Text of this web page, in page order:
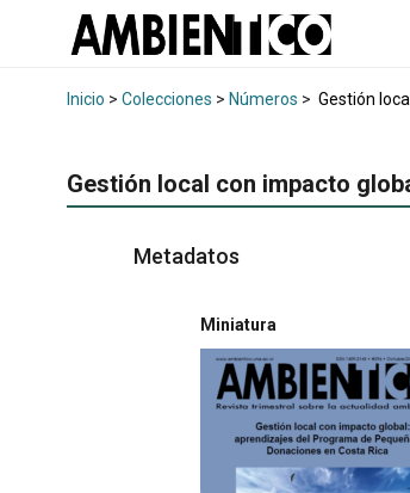
Inicio > Colecciones > Números > Gestión
Gestión local con impacto
Metadatos
Miniatura